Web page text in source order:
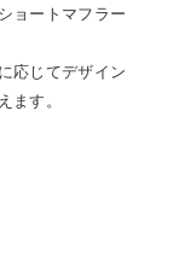
ョートマフラー
応じてデザイン
ます。